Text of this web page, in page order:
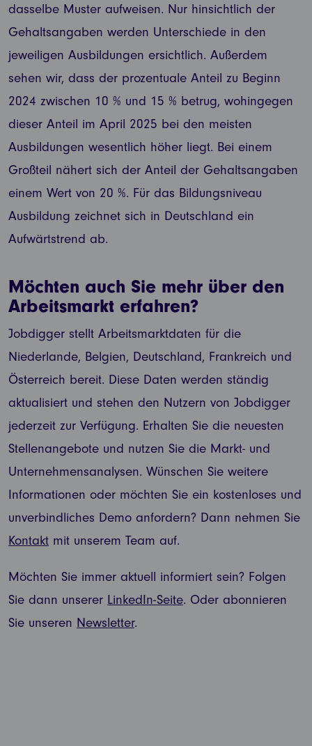
dasselbe Muster aufweisen. Nur hinsichtlich der
Gehaltsangaben werden Unterschiede in den
jeweiligen Ausbildungen ersichtlich. Außerdem
sehen wir, dass der prozentuale Anteil zu Beginn
2024 zwischen 10 % und 15 % betrug, wohingegen
dieser Anteil im April 2025 bei den meisten
Ausbildungen wesentlich höher liegt. Bei einem
Großteil nähert sich der Anteil der Gehaltsangaben
einem Wert von 20 %. Für das Bildungsniveau
Ausbildung zeichnet sich in Deutschland ein
Aufwärtstrend ab.
Möchten auch Sie mehr über den
Arbeitsmarkt erfahren?
Jobdigger stellt Arbeitsmarktdaten für die
Niederlande, Belgien, Deutschland, Frankreich und
Österreich bereit. Diese Daten werden ständig
aktualisiert und stehen den Nutzern von Jobdigger
jederzeit zur Verfügung. Erhalten Sie die neuesten
Stellenangebote und nutzen Sie die Markt- und
Unternehmensanalysen. Wünschen Sie weitere
Informationen oder möchten Sie ein kostenloses und
unverbindliches Demo anfordern? Dann nehmen Sie
Kontakt mit unserem Team auf.
Möchten Sie immer aktuell informiert sein? Folgen
Sie dann unserer LinkedIn-Seite. Oder abonnieren
Sie unseren Newsletter.